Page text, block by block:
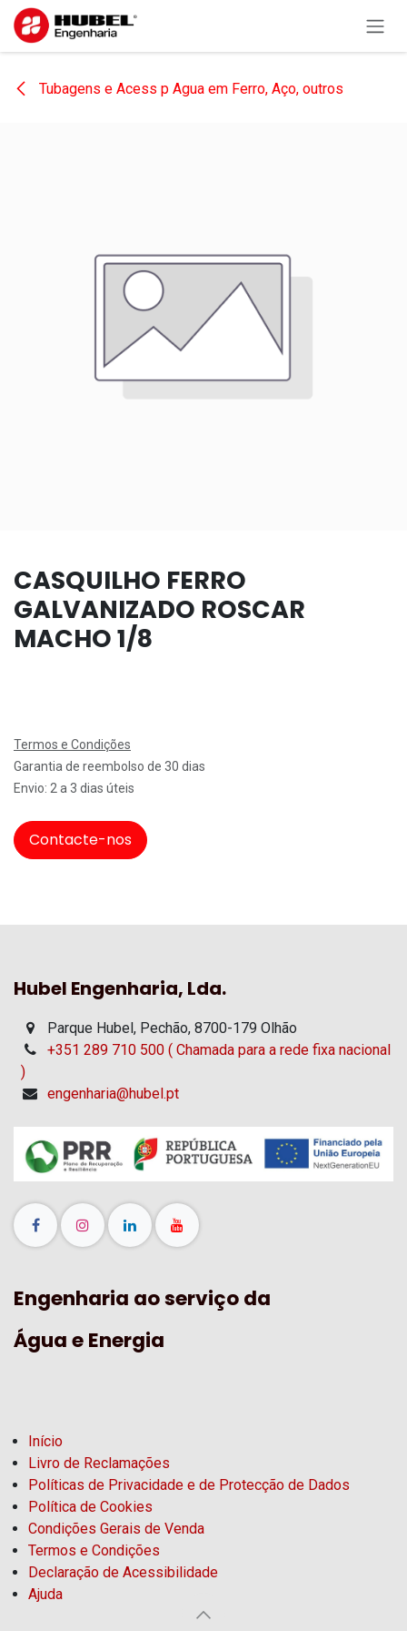
Pular para o conteúdo
Tubagens e Acess p Agua em Ferro, Aço, outros
CASQUILHO FERRO
GALVANIZADO ROSCAR
MACHO 1/8
Termos e Condições
Garantia de reembolso de 30 dias
Envio: 2 a 3 dias úteis
Contacte-nos
Hubel Engenharia, Lda.
Parque Hubel, Pechão, 8700-179 Olhão
+351 289 710 500 ( Chamada para a rede fixa nacional
)
engenharia@hubel.pt
Engenharia ao serviço da
Água e Energia
Início
Livro de Reclamações
Políticas de Privacidade e de Protecção de Dados
Política de Cookies
Condições Gerais de Venda
Termos e Condições
Declaração de Acessibilidade
Ajuda